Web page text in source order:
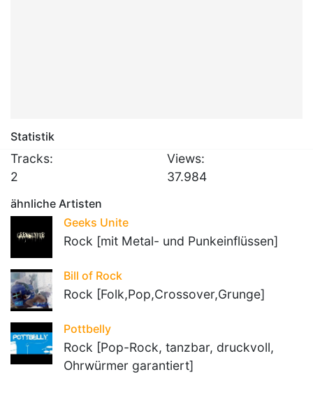
Statistik
Tracks:
2
Views:
37.984
ähnliche Artisten
Geeks Unite
Rock [mit Metal- und Punkeinflüssen]
Bill of Rock
Rock [Folk,Pop,Crossover,Grunge]
Pottbelly
Rock [Pop-Rock, tanzbar, druckvoll,
Ohrwürmer garantiert]